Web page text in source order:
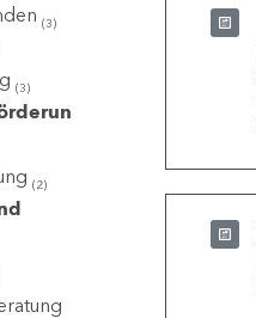
(3)
(3)
(2)